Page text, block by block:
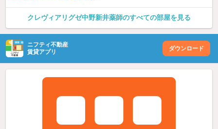
クレヴィアリグゼ中野新井薬師のすべての部屋を見る
ニフティ不動産
賃貸アプリ
ダウンロード